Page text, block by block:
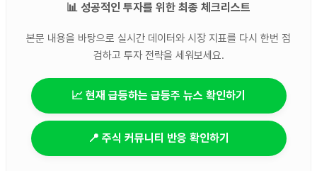
📊 성공적인 투자를 위한 최종 체크리스트
본문 내용을 바탕으로 실시간 데이터와 시장 지표를 다시 한번 점
검하고 투자 전략을 세워보세요.
📈 현재 급등하는 급등주 뉴스 확인하기
📍 주식 커뮤니티 반응 확인하기